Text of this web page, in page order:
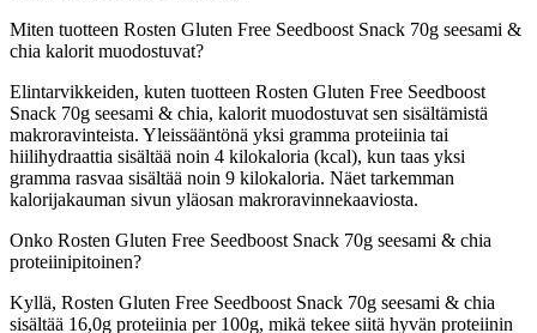
Miten tuotteen Rosten Gluten Free Seedboost Snack 70g seesami &
chia kalorit muodostuvat?
Elintarvikkeiden, kuten tuotteen Rosten Gluten Free Seedboost
Snack 70g seesami & chia, kalorit muodostuvat sen sisältämistä
makroravinteista. Yleissääntönä yksi gramma proteiinia tai
hiilihydraattia sisältää noin 4 kilokaloria (kcal), kun taas yksi
gramma rasvaa sisältää noin 9 kilokaloria. Näet tarkemman
kalorijakauman sivun yläosan makroravinnekaaviosta.
Onko Rosten Gluten Free Seedboost Snack 70g seesami & chia
proteiinipitoinen?
Kyllä, Rosten Gluten Free Seedboost Snack 70g seesami & chia
sisältää 16,0g proteiinia per 100g, mikä tekee siitä hyvän proteiinin